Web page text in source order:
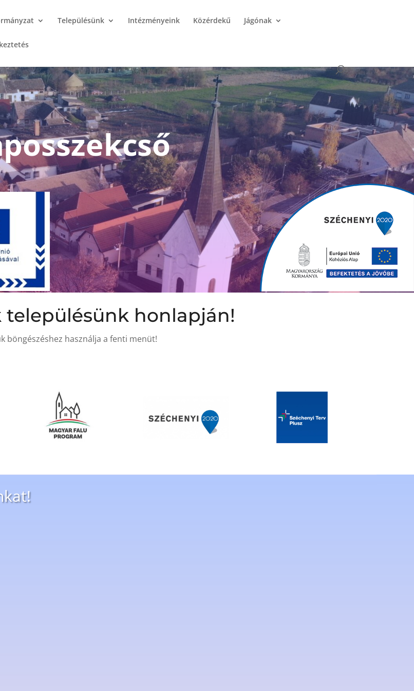
Településünk Intézményeink Közérdekű Jágónak
településünk honlapján!
böngészéshez használja a fenti menüt!